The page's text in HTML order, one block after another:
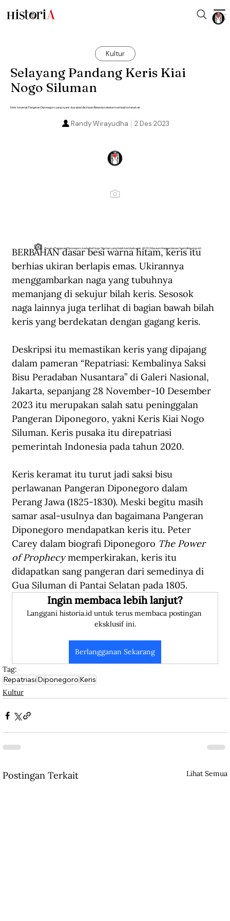
Kultur
Selayang Pandang Keris Kiai
Nogo Siluman
Keris keramat Pangeran Diponegoro yang nyaris dua abad disimpan Belanda sebelum kembali ke tanah air.
2 Des 2023
Randy Wirayudha
Pusaka Pangeran Diponegoro, keris Kiai Nogo Siluman yang telah kembali sejak 2020 (Museum Kepresidenan/kemdikbud.go.id)
BERBAHAN dasar besi warna hitam, keris itu
berhias ukiran berlapis emas. Ukirannya
menggambarkan naga yang tubuhnya
memanjang di sekujur bilah keris. Sesosok
naga lainnya juga terlihat di bagian bawah bilah
keris yang berdekatan dengan gagang keris.
Deskripsi itu memastikan keris yang dipajang
dalam pameran “Repatriasi: Kembalinya Saksi
Bisu Peradaban Nusantara” di Galeri Nasional,
Jakarta, sepanjang 28 November-10 Desember
2023 itu merupakan salah satu peninggalan
Pangeran Diponegoro, yakni Keris Kiai Nogo
Siluman. Keris pusaka itu direpatriasi
pemerintah Indonesia pada tahun 2020.
Keris keramat itu turut jadi saksi bisu
perlawanan Pangeran Diponegoro dalam
Perang Jawa (1825-1830). Meski begitu masih
samar asal-usulnya dan bagaimana Pangeran
Diponegoro mendapatkan keris itu. Peter
Carey dalam biografi Diponegoro The Power
of Prophecy memperkirakan, keris itu
didapatkan sang pangeran dari semedinya di
Gua Siluman di Pantai Selatan pada 1805.
Ingin membaca lebih lanjut?
Langgani historia.id untuk terus membaca postingan
eksklusif ini.
Berlangganan Sekarang
Tag:
RepatriasiDiponegoroKeris
Kultur
Postingan Terkait Lihat Semua